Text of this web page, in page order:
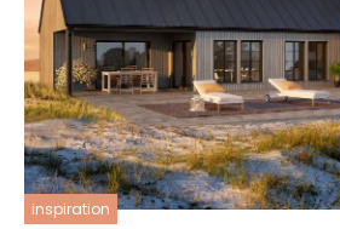
inspiration